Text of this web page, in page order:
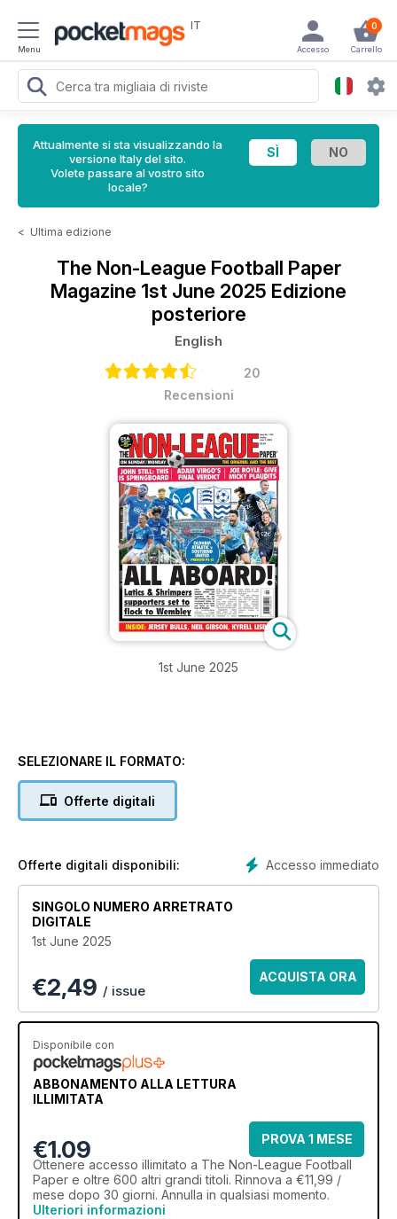
Menu
IT 0
Carrello
Accesso
Attualmente si sta visualizzando la
versione Italy del sito.
Volete passare al vostro sito
locale?
< Ultima edizione
The Non-League Football Paper
Magazine 1st June 2025 Edizione
posteriore
English
20
Recensioni
1st June 2025
SELEZIONARE IL FORMATO:
Offerte digitali
Accesso immediato
Offerte digitali disponibili:
SINGOLO NUMERO ARRETRATO
DIGITALE
1st June 2025
€2,49 / issue
ACQUISTA ORA
Disponibile con
ABBONAMENTO ALLA LETTURA
ILLIMITATA
€1.09
PROVA 1 MESE
Ottenere accesso illimitato a The Non-League Football
Paper e oltre 600 altri grandi titoli. Rinnova a €11,99 /
mese dopo 30 giorni. Annulla in qualsiasi momento.
Ulteriori informazioni